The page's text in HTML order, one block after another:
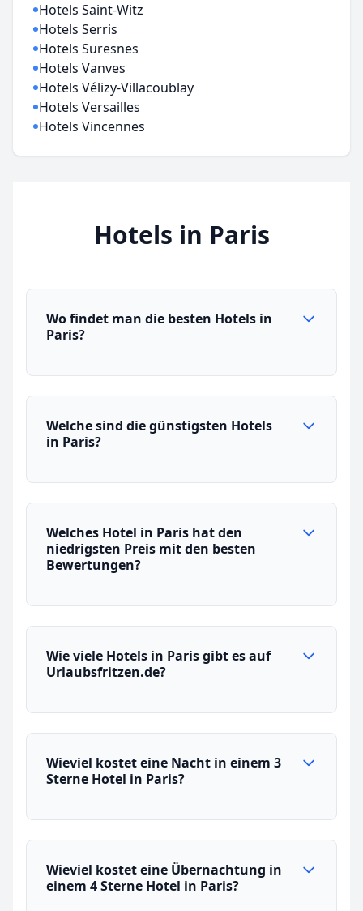
Hotels Saint-Witz
Hotels Serris
Hotels Suresnes
Hotels Vanves
Hotels Vélizy-Villacoublay
Hotels Versailles
Hotels Vincennes
Hotels in Paris
Wo findet man die besten Hotels in
Paris?
Welche sind die günstigsten Hotels
in Paris?
Welches Hotel in Paris hat den
niedrigsten Preis mit den besten
Bewertungen?
Wie viele Hotels in Paris gibt es auf
Urlaubsfritzen.de?
Wieviel kostet eine Nacht in einem 3
Sterne Hotel in Paris?
Wieviel kostet eine Übernachtung in
einem 4 Sterne Hotel in Paris?